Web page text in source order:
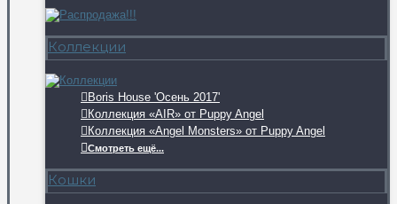
Коллекции
Boris House 'Осень 2017'
Коллекция «AIR» от Puppy Angel
Коллекция «Angel Monsters» от Puppy Angel
Смотреть ещё...
Кошки